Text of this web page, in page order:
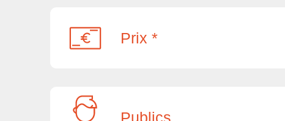
Prix *
Publics